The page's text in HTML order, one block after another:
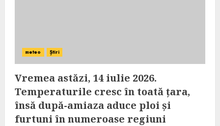
meteo Știri
Vremea astăzi, 14 iulie 2026.
Temperaturile cresc în toată țara,
însă după-amiaza aduce ploi și
furtuni în numeroase regiuni